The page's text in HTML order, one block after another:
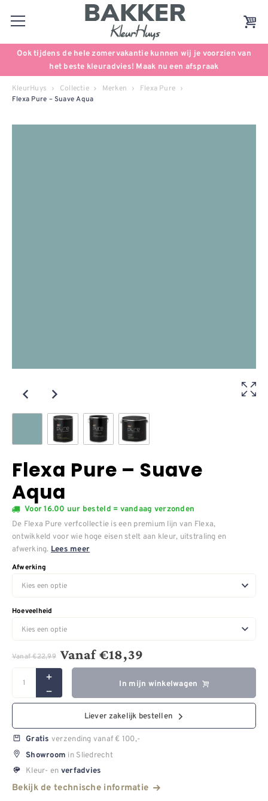
Ook tijdens de hele zomervakantie kunnen wij je voorzien van
het beste kleuradvies! Maak nu een afspraak
KleurHuys Collectie Merken Flexa Pure
Flexa Pure – Suave Aqua
Flexa Pure – Suave
Aqua
Voor 16.00 uur besteld = vandaag verzonden
De Flexa Pure verfcollectie is een premium lijn van Flexa,
ontwikkeld voor wie hoge eisen stelt aan kleur, uitstraling en
afwerking. Lees meer
Afwerking
Hoeveelheid
Vanaf€22,99 Vanaf€18,39
In mijn winkelwagen
Liever zakelijk bestellen
Gratis verzending vanaf € 100,-
Showroom in Sliedrecht
Kleur- en verfadvies
Bekijk de technische informatie